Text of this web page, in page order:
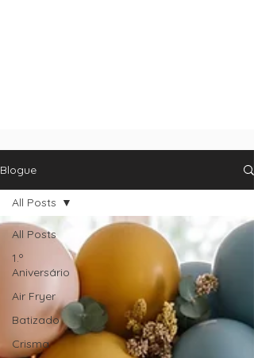
Blogue
All Posts
1.º
Aniversário
Air Fryer
Batizado
Crisma
All Posts